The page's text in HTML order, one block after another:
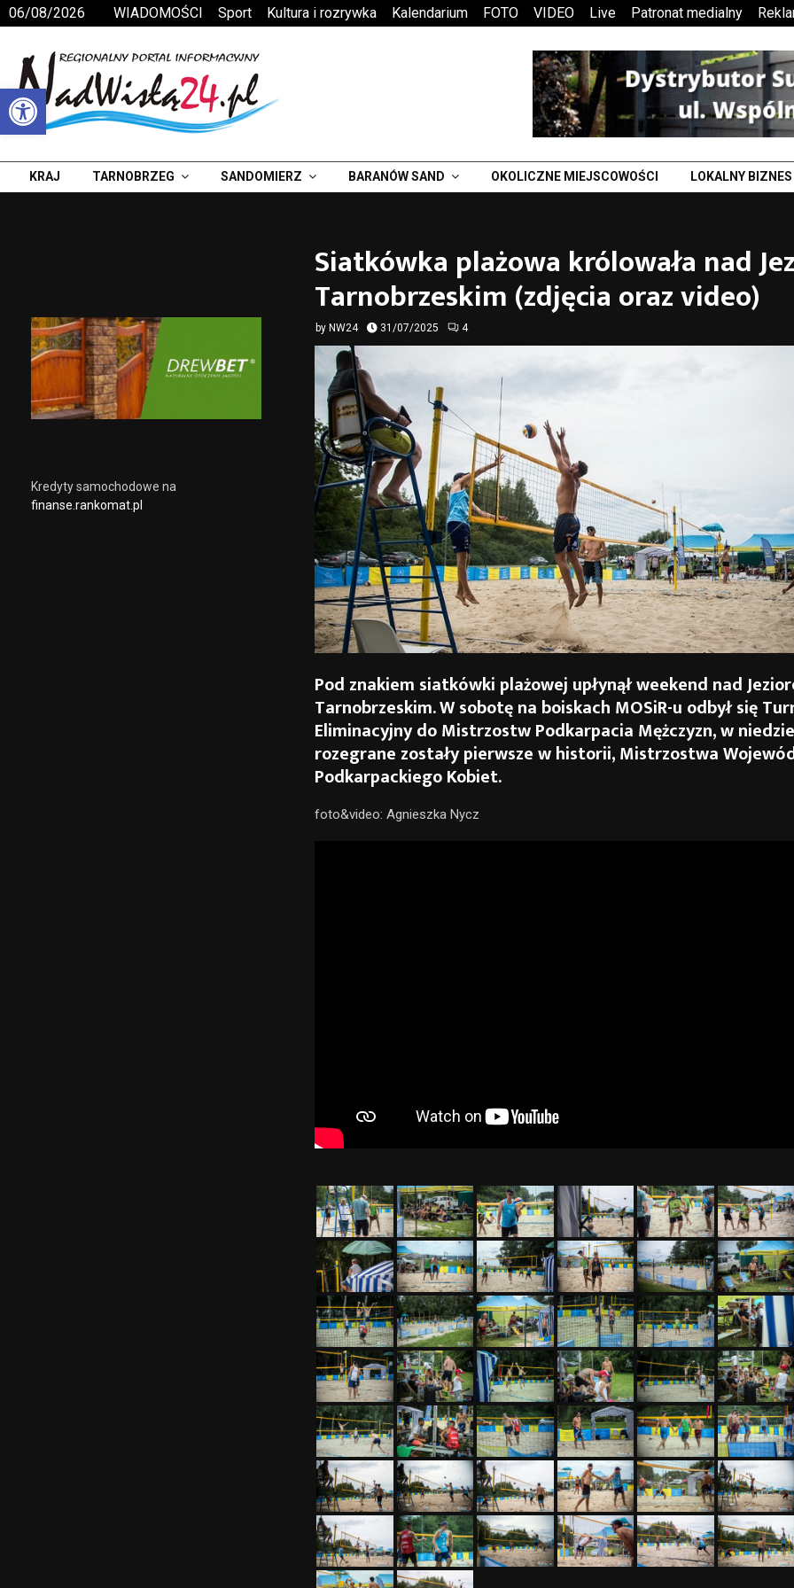
Otwórz pasek narzędzi
06/08/2026 WIADOMOŚCI Sport Kultura i rozrywka Kalendarium FOTO VIDEO Live Patronat medialny
KRAJ TARNOBRZEG SANDOMIERZ BARANÓW SAND OKOLICZNE MIEJSCOWOŚCI LOKALNY BIZNES
Siatkówka plażowa królowała nad
Tarnobrzeskim (zdjęcia oraz video)
by NW24 31/07/2025 4
Pod znakiem siatkówki plażowej upłynął weekend nad
Tarnobrzeskim. W sobotę na boiskach MOSiR-u odbył się
Eliminacyjny do Mistrzostw Podkarpacia Mężczyzn, w
rozegrane zostały pierwsze w historii, Mistrzostwa
Podkarpackiego Kobiet.
foto&video: Agnieszka Nycz
Kredyty samochodowe na
finanse.rankomat.pl